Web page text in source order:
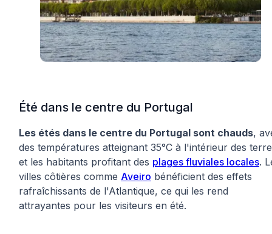
Été dans le centre du Portugal
Les étés dans le centre du Portugal sont chauds,
des températures atteignant 35°C à l'intérieur des
et les habitants profitant des plages fluviales locales.
villes côtières comme Aveiro bénéficient des effets
rafraîchissants de l'Atlantique, ce qui les rend
attrayantes pour les visiteurs en été.